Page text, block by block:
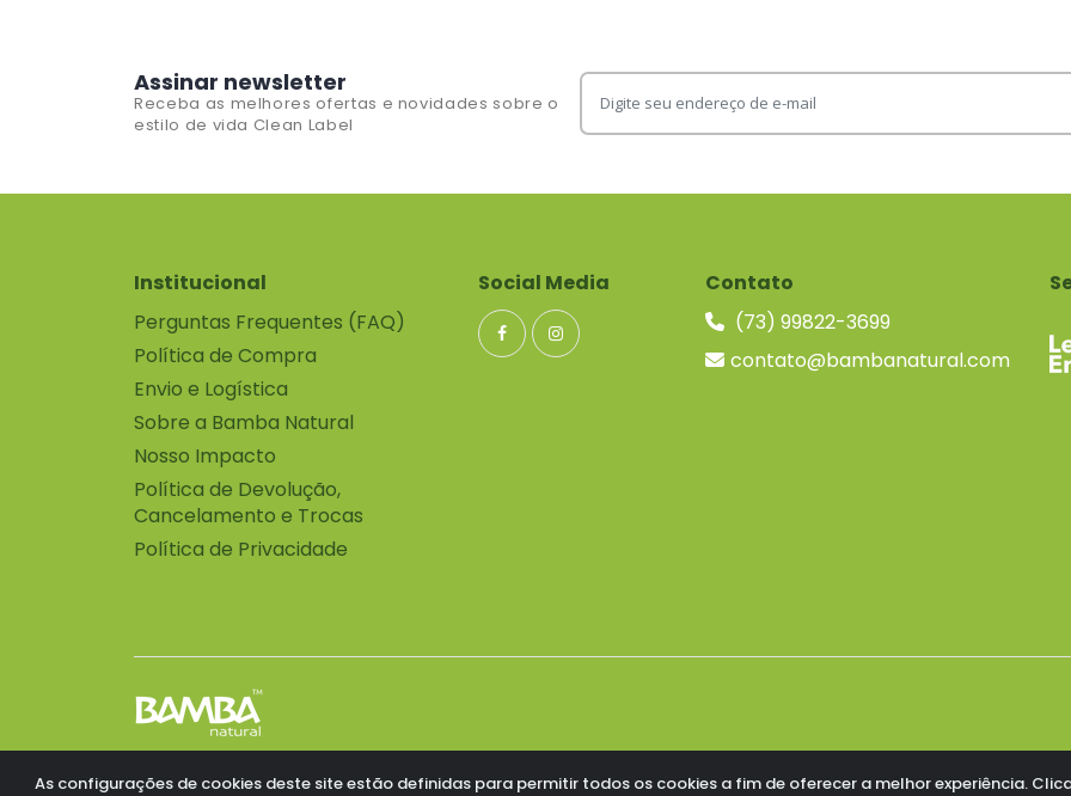
Assinar newsletter
Receba as melhores ofertas e novidades sobre o
estilo de vida Clean Label
Institucional
Perguntas Frequentes (FAQ)
Política de Compra
Envio e Logística
Sobre a Bamba Natural
Nosso Impacto
Política de Devolução,
Cancelamento e Trocas
Política de Privacidade
Social Media
Contato
(73) 99822-3699
contato@bambanatural.com
As configurações de cookies deste site estão definidas para permitir todos os cookies a fim de oferecer a melhor experiência.